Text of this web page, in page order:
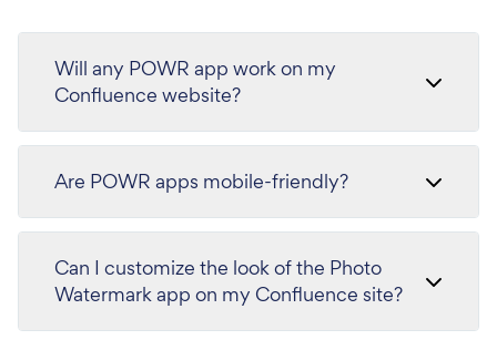
Will any POWR app work on my
Confluence website?
Are POWR apps mobile-friendly?
Can I customize the look of the Photo
Watermark app on my Confluence site?